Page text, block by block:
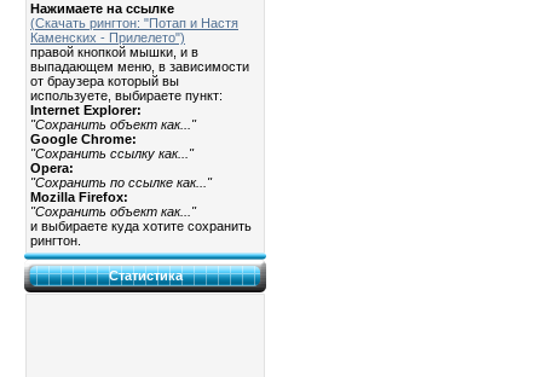
Нажимаете на ссылке
(Скачать рингтон: "Потап и Настя
Каменских - Прилелето")
правой кнопкой мышки, и в
выпадающем меню, в зависимости
от браузера который вы
используете, выбираете пункт:
Internet Explorer:
"Сохранить объект как..."
Google Chrome:
"Сохранить ссылку как..."
Opera:
"Сохранить по ссылке как..."
Mozilla Firefox:
"Сохранить объект как..."
и выбираете куда хотите сохранить
рингтон.
Статистика